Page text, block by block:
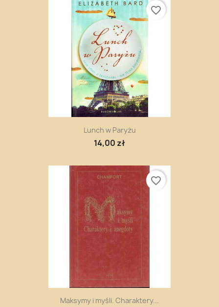
Lunch w Paryżu
14,00 zł
favorite_border
Maksymy i myśli. Charaktery...
favorite_border